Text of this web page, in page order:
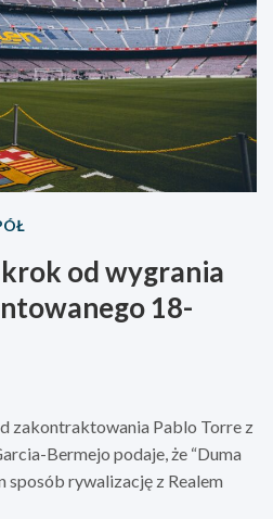
od wygrania
18-
zakontraktowania Pablo Torre z
Bermejo podaje, że “Duma
sposób rywalizację z Realem